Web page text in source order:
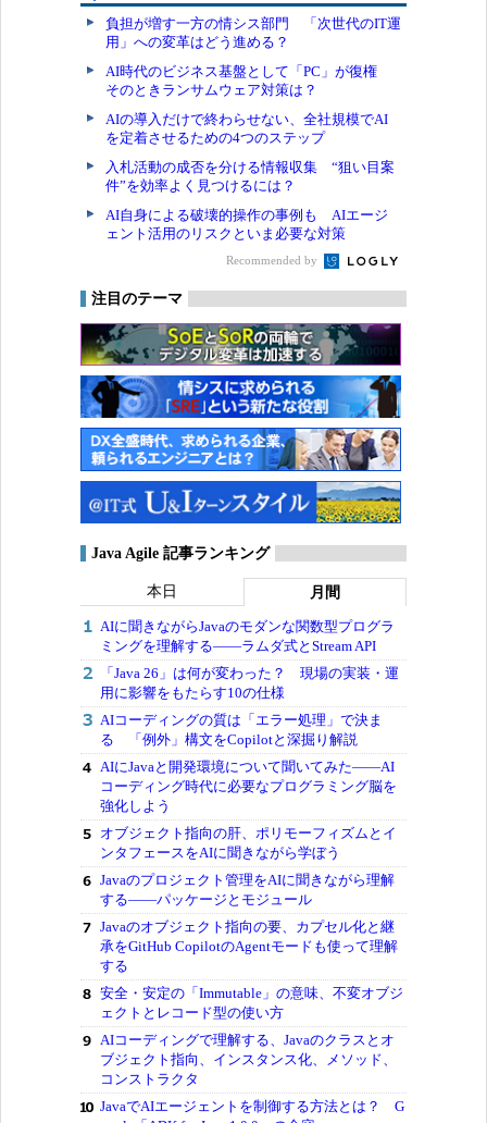
負担が増す一方の情シス部門 「次世代のIT運
用」への変革はどう進める？
AI時代のビジネス基盤として「PC」が復権
そのときランサムウェア対策は？
AIの導入だけで終わらせない、全社規模でAI
を定着させるための4つのステップ
入札活動の成否を分ける情報収集 “狙い目案
件”を効率よく見つけるには？
AI自身による破壊的操作の事例も AIエージ
ェント活用のリスクといま必要な対策
Recommended by
注目のテーマ
Java Agile 記事ランキング
本日 月間
AIに聞きながらJavaのモダンな関数型プログラ
ミングを理解する――ラムダ式とStream API
「Java 26」は何が変わった？ 現場の実装・運
用に影響をもたらす10の仕様
AIコーディングの質は「エラー処理」で決ま
る 「例外」構文をCopilotと深掘り解説
AIにJavaと開発環境について聞いてみた――AI
コーディング時代に必要なプログラミング脳を
強化しよう
オブジェクト指向の肝、ポリモーフィズムとイ
ンタフェースをAIに聞きながら学ぼう
Javaのプロジェクト管理をAIに聞きながら理解
する――パッケージとモジュール
Javaのオブジェクト指向の要、カプセル化と継
承をGitHub CopilotのAgentモードも使って理解
する
安全・安定の「Immutable」の意味、不変オブジ
ェクトとレコード型の使い方
AIコーディングで理解する、Javaのクラスとオ
ブジェクト指向、インスタンス化、メソッド、
コンストラクタ
JavaでAIエージェントを制御する方法とは？ G